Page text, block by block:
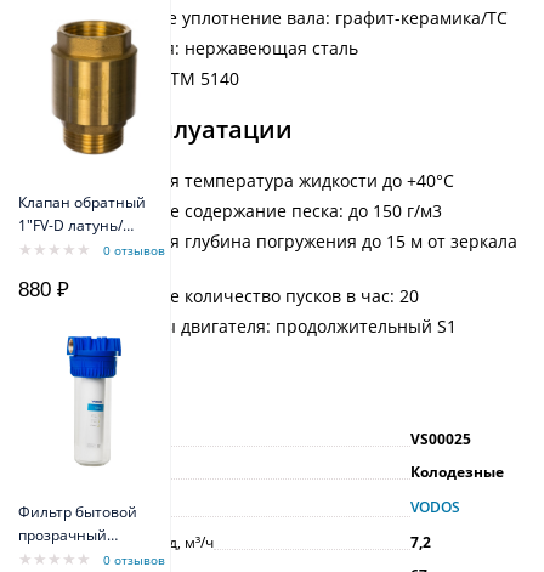
Клапан обратный
1"FV-D латунь/
внеш резьба0 отзывов
880 ₽
Фильтр бытовой
прозрачный
VODOS Slim Line0 отзывов
Механическое уплотнение вала: графит-керамика/TC
Вал двигателя: нержавеющая сталь
AISI 304 SS-ASTM 5140
Условия эксплуатации
Максимальная температура жидкости до +40°C
Максимальное содержание песка: до 150 г/м3
Максимальная глубина погружения до 15 м от зеркала
Максимальное количество пусков в час: 20
Режим работы двигателя: продолжительный S1
Характеристики
VS00025
Тип насоса
Колодезные
Производитель
VODOS
Максимальный расход, м³/ч
7,2